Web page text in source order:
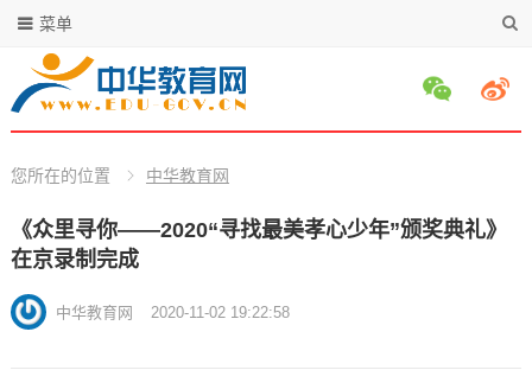
菜单
您所在的位置 中华教育网
《众里寻你——2020“寻找最美孝心少年”颁奖典礼》
在京录制完成
中华教育网 2020-11-02 19:22:58